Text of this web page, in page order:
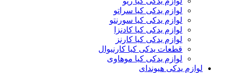
لوازم یدکی کیا سراتو
لوازم یدکی کیا سورنتو
لوازم یدکی کیا کادنزا
لوازم یدکی کیا کارنز
قطعات یدکی کیا کارنیوال
لوازم یدکی کیا موهاوی
لوازم یدکی هیوندای